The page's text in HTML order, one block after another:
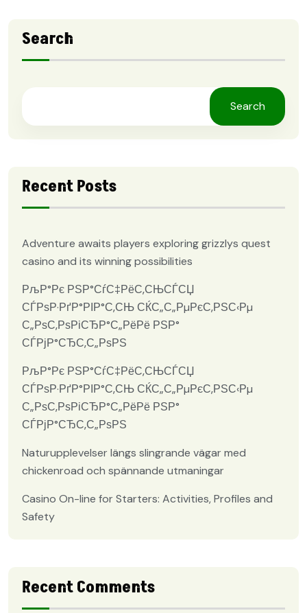
Search
Search
Recent Posts
Adventure awaits players exploring grizzlys quest
casino and its winning possibilities
РљР°Рє РЅР°СѓС‡РёС‚СЊСЃСЏ
СЃРѕР·РґР°РІР°С‚СЊ СЌС„С„РµРєС‚РЅС‹Рµ
С„РѕС‚РѕРіСЂР°С„РёРё РЅР°
СЃРјР°СЂС‚С„РѕРЅ
РљР°Рє РЅР°СѓС‡РёС‚СЊСЃСЏ
СЃРѕР·РґР°РІР°С‚СЊ СЌС„С„РµРєС‚РЅС‹Рµ
С„РѕС‚РѕРіСЂР°С„РёРё РЅР°
СЃРјР°СЂС‚С„РѕРЅ
Naturupplevelser längs slingrande vägar med
chickenroad och spännande utmaningar
Casino On-line for Starters: Activities, Profiles and
Safety
Recent Comments